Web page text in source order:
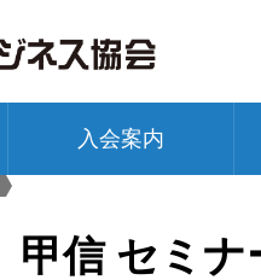
入会案内
甲信 セミナ